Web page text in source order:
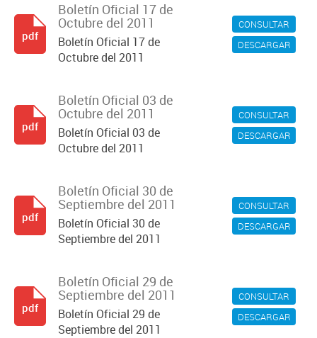
CONSULTAR
DESCARGAR
Boletín Oficial 17 de
Octubre del 2011
Boletín Oficial 17 de
Octubre del 2011
pdf
CONSULTAR
DESCARGAR
Boletín Oficial 03 de
Octubre del 2011
Boletín Oficial 03 de
Octubre del 2011
pdf
CONSULTAR
DESCARGAR
Boletín Oficial 30 de
Septiembre del 2011
Boletín Oficial 30 de
Septiembre del 2011
pdf
CONSULTAR
DESCARGAR
Boletín Oficial 29 de
Septiembre del 2011
Boletín Oficial 29 de
Septiembre del 2011
pdf